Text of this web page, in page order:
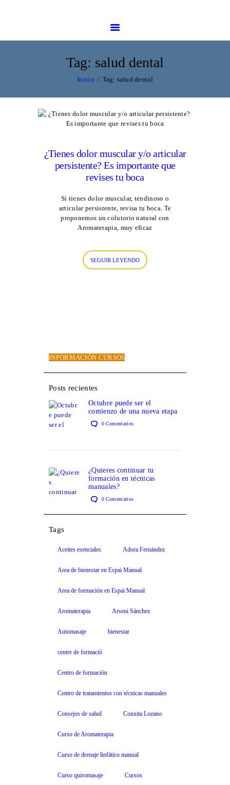
Tag: salud dental
Inicio Tag: salud dental
Espai Manual, formación y bienestar
QUIÉNES SOMOS
ÁREA BIENESTAR
ÁREA FORMACIÓN
¿Tienes dolor muscular y/o articular
persistente? Es importante que
revises tu boca
Si tienes dolor muscular, tendinoso o
articular persistente, revisa tu boca. Te
proponemos un colutorio natural con
Aromaterapia, muy eficaz
SEGUIR LEYENDO
INFORMACIÓN CURSOS
Posts recientes
Octubre puede ser el
comienzo de una nueva etapa
0 Comentarios
¿Quieres continuar tu
formación en técnicas
manuales?
0 Comentarios
Tags
Aceites esenciales Adora Fernández
Area de bienestar en Espai Manual
Area de formación en Espai Manual
Aromaterapia Arseni Sánchez
Automasaje bienestar
centre de formació
Centro de formación
Centro de tratamientos con técnicas manuales
Consejos de salud Conxita Lozano
Curso de Aromaterapia
Curso de drenaje linfático manual
Curso quiromasaje Cursos